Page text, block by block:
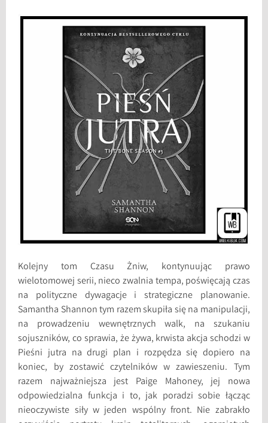
Kolejny tom Czasu Żniw, kontynuując prawo
wielotomowej serii, nieco zwalnia tempa, poświęcają czas
na polityczne dywagacje i strategiczne planowanie.
Samantha Shannon tym razem skupiła się na manipulacji,
na prowadzeniu wewnętrznych walk, na szukaniu
sojuszników, co sprawia, że żywa, krwista akcja schodzi w
Pieśni jutra na drugi plan i rozpędza się dopiero na
koniec, by zostawić czytelników w zawieszeniu. Tym
razem najważniejsza jest Paige Mahoney, jej nowa
odpowiedzialna funkcja i to, jak poradzi sobie łącząc
nieoczywiste siły w jeden wspólny front. Nie zabrakło